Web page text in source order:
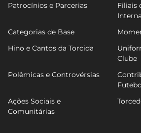
Patrocínios e Parcerias
Filiais
Categorias de Base
Hino e Cantos da Torcida
Clube
Polêmicas e Controvérsias
Ações Sociais e
Comunitárias